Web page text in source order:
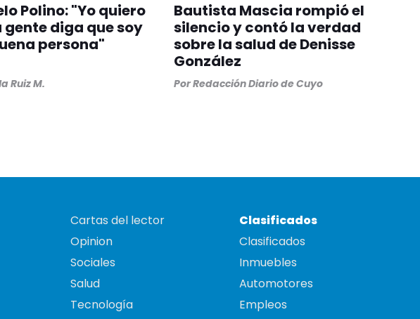
Polino: "Yo quiero
gente diga que soy
persona"
Ruiz M.
Bautista Mascia rompió el
silencio y contó la verdad
sobre la salud de Denisse
González
PorRedacción Diario de Cuyo
Cartas del lector
Opinion
Sociales
Salud
Tecnología
Clasificados
Clasificados
Inmuebles
Automotores
Empleos